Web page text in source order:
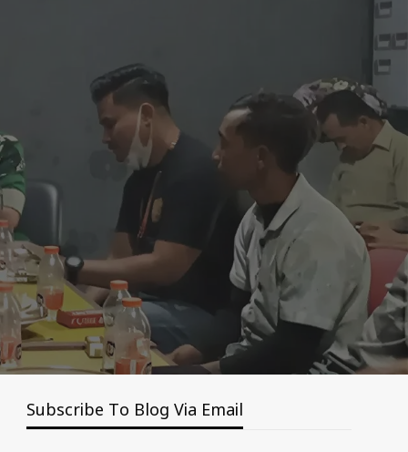
Subscribe To Blog Via Email